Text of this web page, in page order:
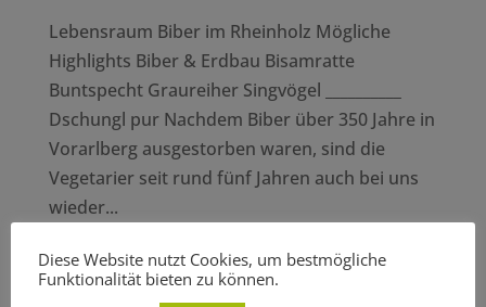
Lebensraum Biber im Rheinholz Mögliche
Highlights Biber & Erdbau Bisamratte
Buntspecht Graureiher Singvögel __________
Dschungl pur Nachdem Biber über 350 Jahre in
Vorarlberg ausgestorben waren, sind die
Vegetarier seit rund fünf Jahren auch bei uns
wieder...
Diese Website nutzt Cookies, um bestmögliche
Funktionalität bieten zu können.